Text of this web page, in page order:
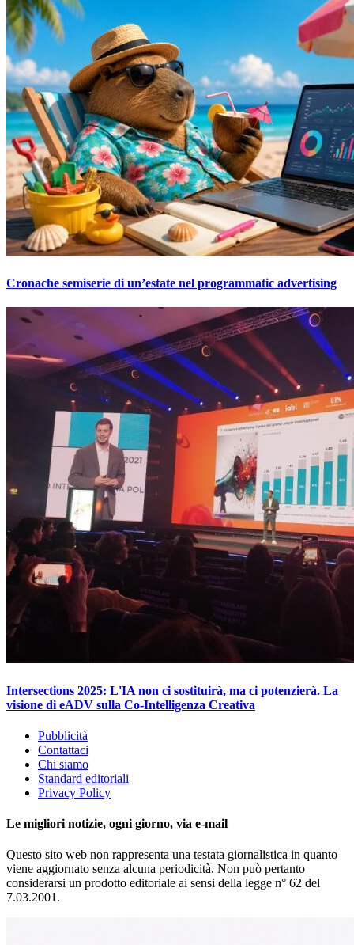
Cronache semiserie di un’estate nel programmatic advertising
Intersections 2025: L'IA non ci sostituirà, ma ci potenzierà. La
visione di eADV sulla Co-Intelligenza Creativa
Pubblicità
Contattaci
Chi siamo
Standard editoriali
Privacy Policy
Le migliori notizie, ogni giorno, via e-mail
Questo sito web non rappresenta una testata giornalistica in quanto
viene aggiornato senza alcuna periodicità. Non può pertanto
considerarsi un prodotto editoriale ai sensi della legge n° 62 del
7.03.2001.